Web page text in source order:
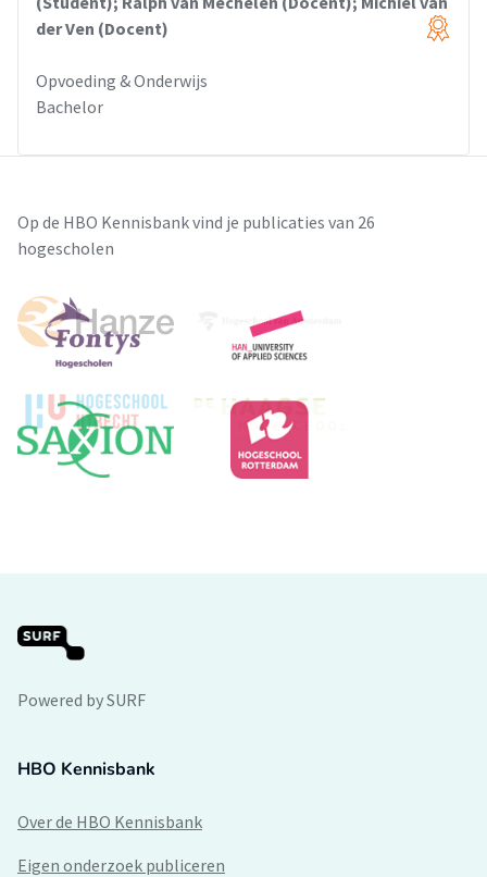
der Ven (Docent)
Opvoeding & Onderwijs
Bachelor
Op de HBO Kennisbank vind je publicaties van 26
hogescholen
Powered by SURF
HBO Kennisbank
Over de HBO Kennisbank
Eigen onderzoek publiceren